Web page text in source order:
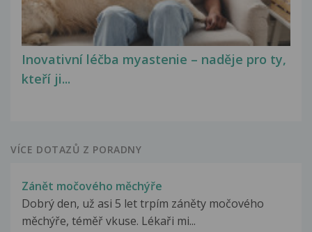
Inovativní léčba myastenie – naděje pro ty,
kteří ji...
VÍCE DOTAZŮ Z PORADNY
Zánět močového měchýře
Dobrý den, už asi 5 let trpím záněty močového
měchýře, téměř vkuse. Lékaři mi...